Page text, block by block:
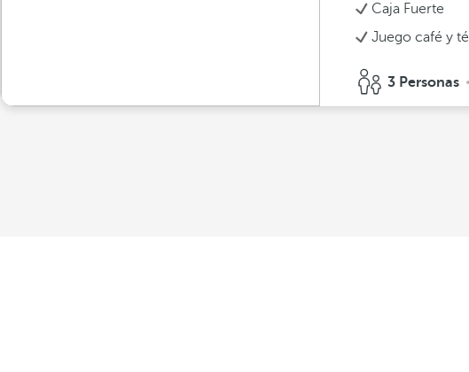
Caja Fuerte
Juego café y té
3 Personas